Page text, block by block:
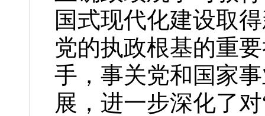
国式现代化建设取
党的执政根基的重
手，事关党和国家
展，进一步深化了